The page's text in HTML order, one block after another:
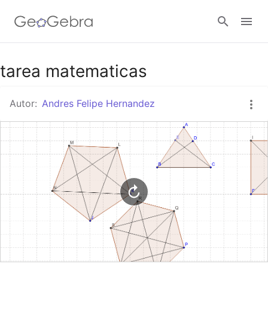
Google Classroom
GeoGebra Classroom
Abrir sesión
tarea matematicas
Autor: Andres Felipe Hernandez